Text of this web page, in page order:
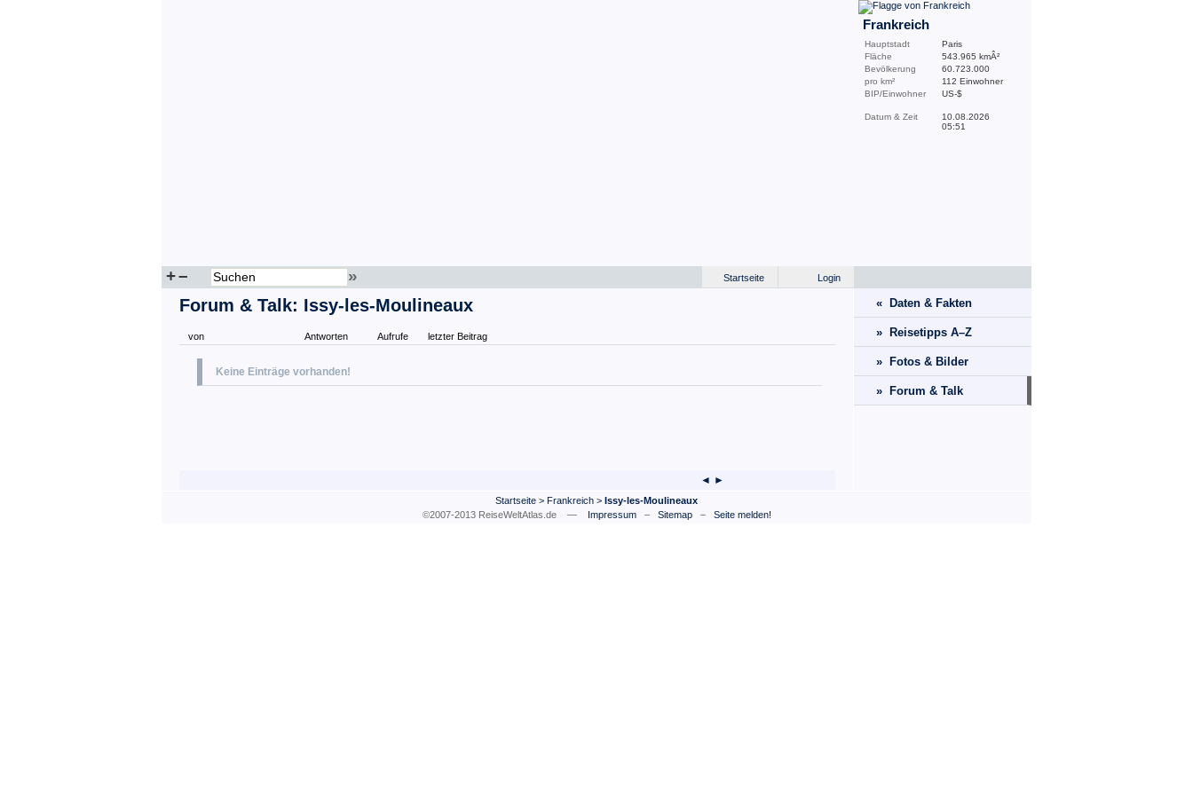
Frankreich
Hauptstadt
Paris
Fläche
543.965 kmÂ²
Bevölkerung
60.723.000
pro km²
112 Einwohner
BIP/Einwohner
US-$
Datum & Zeit
10.08.2026
05:51
+– » Login
Startseite
Forum & Talk: Issy-les-Moulineaux
von Antworten Aufrufe letzter Beitrag
Keine Einträge vorhanden!
◄ ►
« Daten & Fakten
» Reisetipps A–Z
» Fotos & Bilder
» Forum & Talk
Startseite > Frankreich > Issy-les-Moulineaux
©2007-2013 ReiseWeltAtlas.de —
Impressum– Sitemap– Seite melden!